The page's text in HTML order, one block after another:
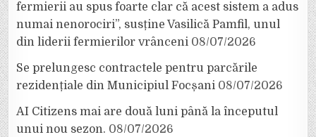
fermierii au spus foarte clar că acest sistem a adus
numai nenorociri”, susține Vasilică Pamfil, unul
din liderii fermierilor vrânceni 08/07/2026
Se prelungesc contractele pentru parcările
rezidențiale din Municipiul Focșani 08/07/2026
AI Citizens mai are două luni până la începutul
unui nou sezon. 08/07/2026